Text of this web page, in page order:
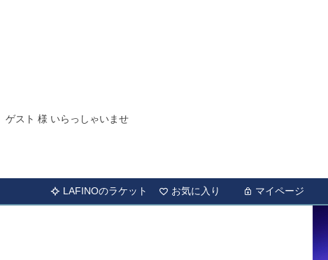
ゲスト 様 いらっしゃいませ
LAFINOのラケット お気に入り マイページ